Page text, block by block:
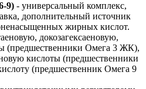
9) - универсальный комплекс,
дополнительный источник
жирных кислот.
докозагексаеновую,
(предшественники Омега 3 ЖК),
кислоты (предшественники
(предшественник Омега 9